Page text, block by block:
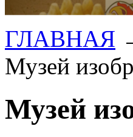
ГЛАВНАЯ
Музей
Музей